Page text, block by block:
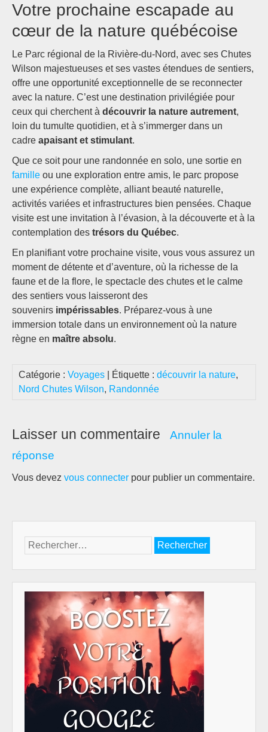
Votre prochaine escapade au
cœur de la nature québécoise
Le Parc régional de la Rivière-du-Nord, avec ses Chutes
Wilson majestueuses et ses vastes étendues de sentiers,
offre une opportunité exceptionnelle de se reconnecter
avec la nature. C’est une destination privilégiée pour
ceux qui cherchent à découvrir la nature autrement,
loin du tumulte quotidien, et à s’immerger dans un
cadre apaisant et stimulant.
Que ce soit pour une randonnée en solo, une sortie en
famille ou une exploration entre amis, le parc propose
une expérience complète, alliant beauté naturelle,
activités variées et infrastructures bien pensées. Chaque
visite est une invitation à l’évasion, à la découverte et à la
contemplation des trésors du Québec.
En planifiant votre prochaine visite, vous vous assurez un
moment de détente et d’aventure, où la richesse de la
faune et de la flore, le spectacle des chutes et le calme
des sentiers vous laisseront des
souvenirs impérissables. Préparez-vous à une
immersion totale dans un environnement où la nature
règne en maître absolu.
Catégorie : Voyages | Étiquette : découvrir la nature,
Nord Chutes Wilson, Randonnée
Laisser un commentaire
Annuler la
réponse
Vous devez vous connecter pour publier un commentaire.
Rechercher :